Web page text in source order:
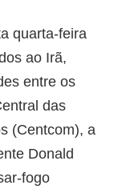
quarta-feira
ao Irã,
entre os
das
(Centcom), a
Donald
fogo